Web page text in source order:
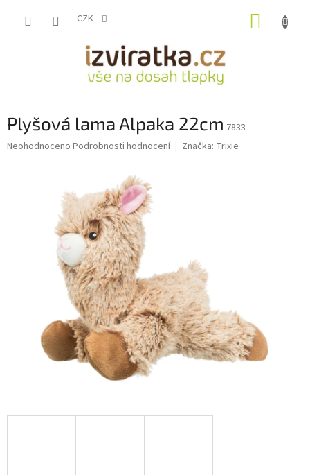
CZK
Plyšová lama Alpaka 22cm 7833
Průměrné
Neohodnoceno Podrobnosti hodnocení Značka: Trixie